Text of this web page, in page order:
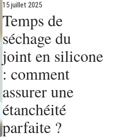
15 juillet 2025
Temps de
séchage du
joint en silicone
: comment
assurer une
étanchéité
parfaite ?